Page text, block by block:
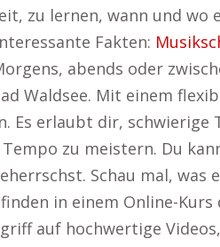
zu lernen, wann und wo
Fakten:
abends oder
Waldsee. Mit einem
Es erlaubt dir, schwierige
zu meistern. Du
Schau mal, was
in einem Online-
auf hochwertige